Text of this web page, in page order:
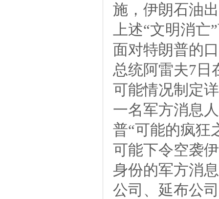
施，伊朗石油
上述“文明消亡
面对特朗普的
总统阿雷夫7日
可能情况制定
一名军方消息
普“可能的疯狂
可能下令空袭
身份的军方消
公司、延布公